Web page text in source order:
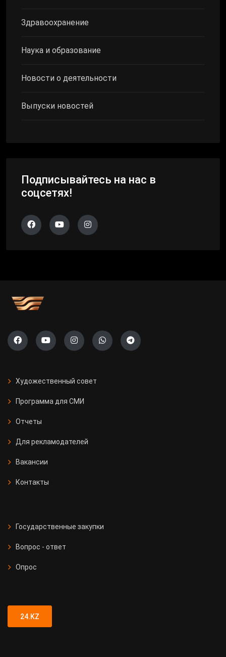
Здравоохранение
Наука и образование
Новости о деятельности
Выпуски новостей
Подписывайтесь на нас в
соцсетях!
Художественный совет
Программа для СМИ
Отчеты
Для рекламодателей
Вакансии
Контакты
Государственные закупки
Вопрос - ответ
Опрос
24.KZ